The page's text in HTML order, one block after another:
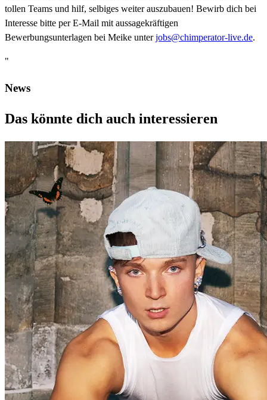
tollen Teams und hilf, selbiges weiter auszubauen! Bewirb dich bei
Interesse bitte per E-Mail mit aussagekräftigen
Bewerbungsunterlagen bei Meike unterjobs@chimperator-live.de.
"
News
Das könnte dich auch interessieren